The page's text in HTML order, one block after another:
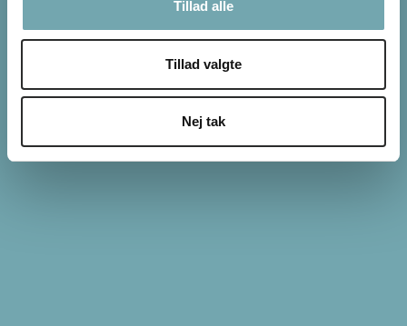
Tillad alle
Tillad valgte
Nej tak